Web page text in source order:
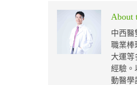
About
中西醫
職業棒
大運等
經驗。
動醫學